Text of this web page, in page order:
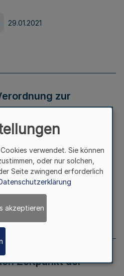
29.01.2021
zur
vom 12. Juli
Zeitpunkt der
verwendet. Sie können
oder nur solchen,
Seite zwingend erforderlich
akzeptieren